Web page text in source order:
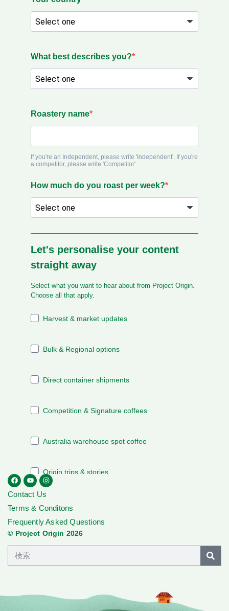
Contact Us
Terms & Conditons
Frequently Asked Questions
© Project Origin 2026